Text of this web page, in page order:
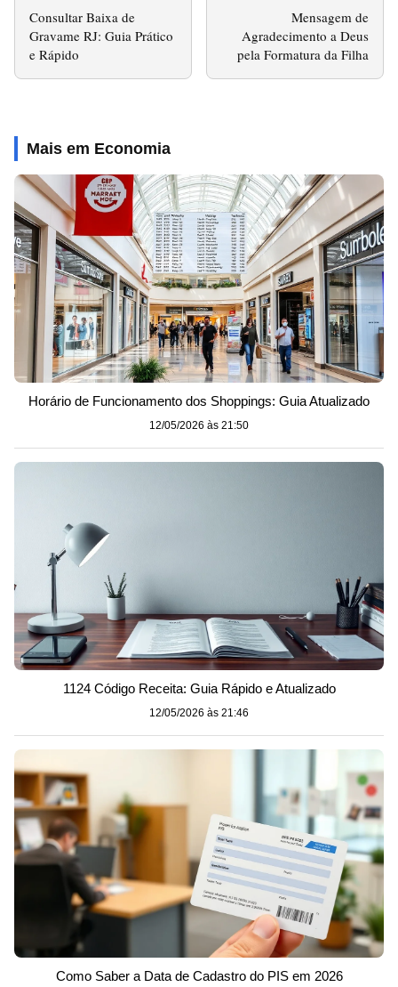
Consultar Baixa de
Gravame RJ: Guia Prático
e Rápido
Mensagem de
Agradecimento a Deus
pela Formatura da Filha
Mais em Economia
Horário de Funcionamento dos Shoppings: Guia Atualizado
12/05/2026 às 21:50
1124 Código Receita: Guia Rápido e Atualizado
12/05/2026 às 21:46
Como Saber a Data de Cadastro do PIS em 2026